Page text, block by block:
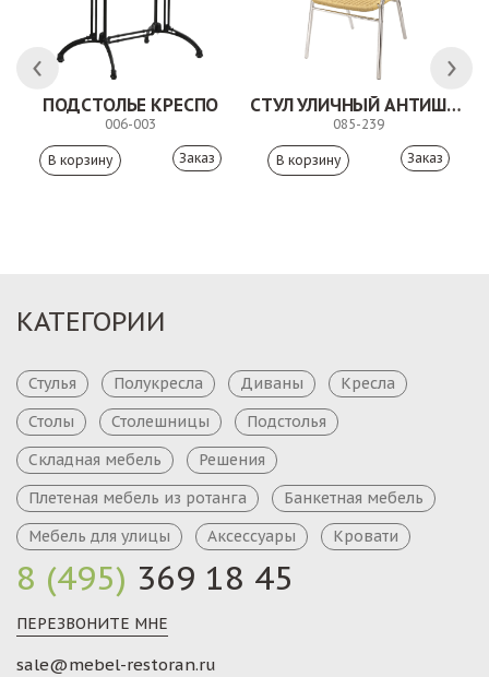
ПОДСТОЛЬЕ КРЕСПО
006-003
Заказ
СТУЛ УЛИЧНЫЙ АНТИШОН
085-239
Заказ
8 (495) 369 18 45
ПЕРЕЗВОНИТЕ МНЕ
sale@mebel-restoran.ru
КАТЕГОРИИ
Стулья Полукресла Диваны
Кресла
Столы
Столешницы
Подстолья
Складная мебель
Решения
Плетеная мебель из ротанга
Банкетная мебель
Мебель для улицы
Аксессуары Кровати